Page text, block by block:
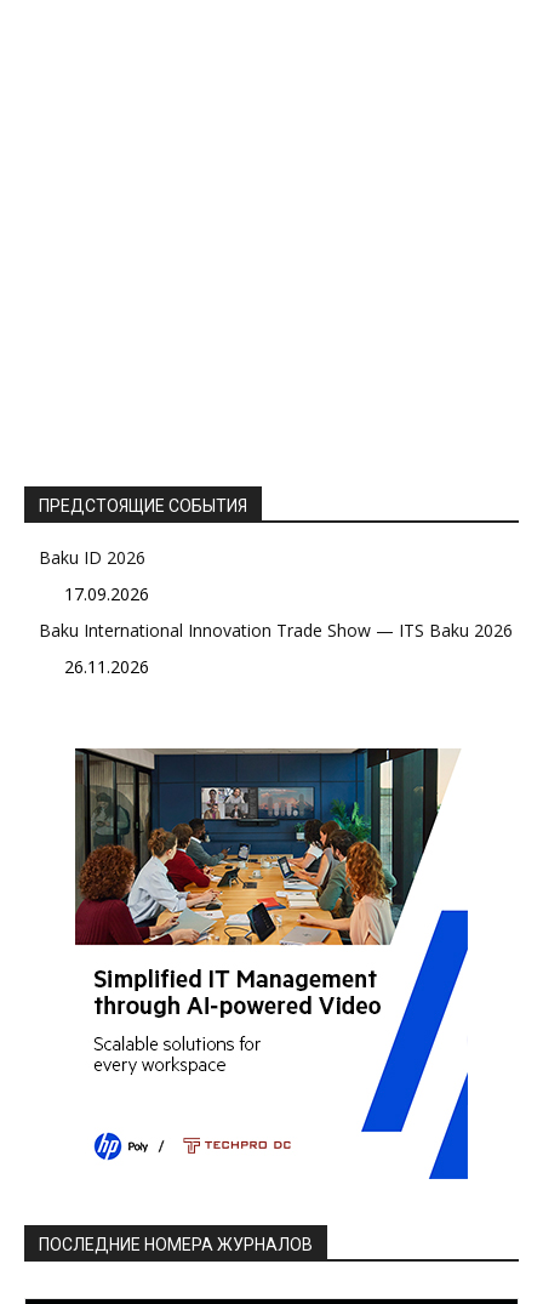
ПРЕДСТОЯЩИЕ СОБЫТИЯ
Baku ID 2026
17.09.2026
Baku International Innovation Trade Show — ITS Baku 2026
26.11.2026
ПОСЛЕДНИЕ НОМЕРА ЖУРНАЛОВ